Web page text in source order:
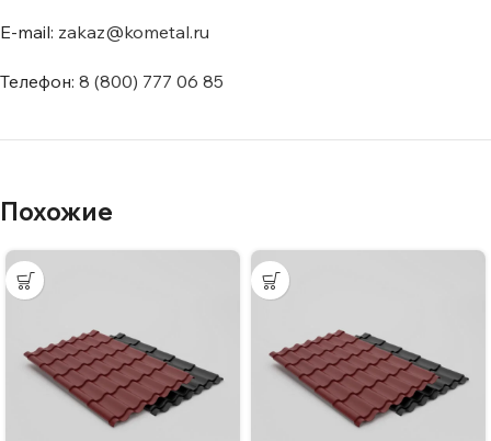
E-mail: zakaz@kometal.ru
Телефон: 8 (800) 777 06 85
Похожие